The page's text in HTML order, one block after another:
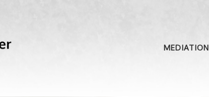
MEDIATION